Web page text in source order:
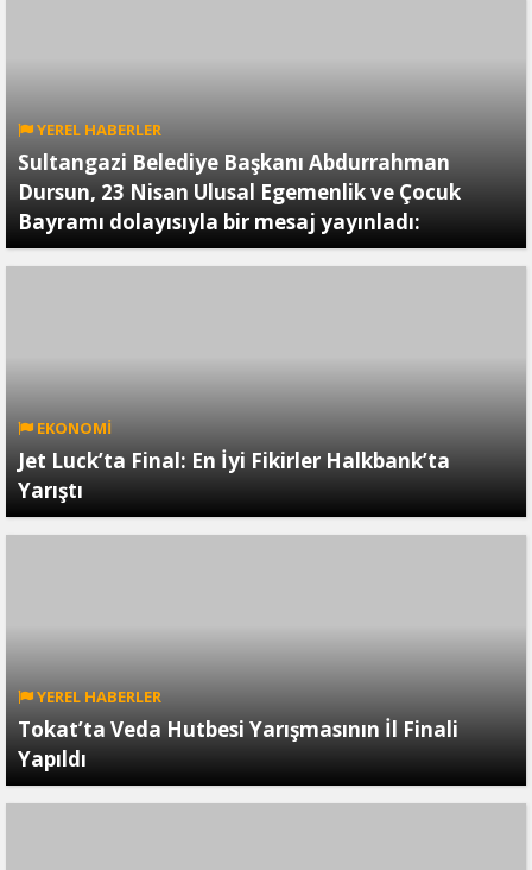
YEREL HABERLER
Sultangazi Belediye Başkanı Abdurrahman
Dursun, 23 Nisan Ulusal Egemenlik ve Çocuk
Bayramı dolayısıyla bir mesaj yayınladı:
EKONOMİ
Jet Luck’ta Final: En İyi Fikirler Halkbank’ta
Yarıştı
YEREL HABERLER
Tokat’ta Veda Hutbesi Yarışmasının İl Finali
Yapıldı